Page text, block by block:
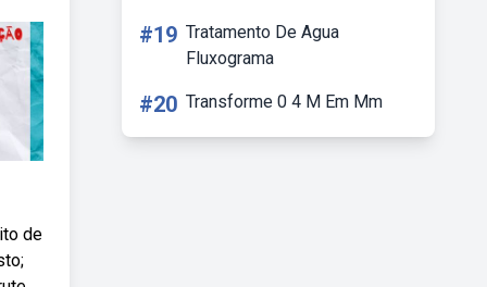
de
#19 Tratamento De Agua
Fluxograma
#20 Transforme 0 4 M Em Mm